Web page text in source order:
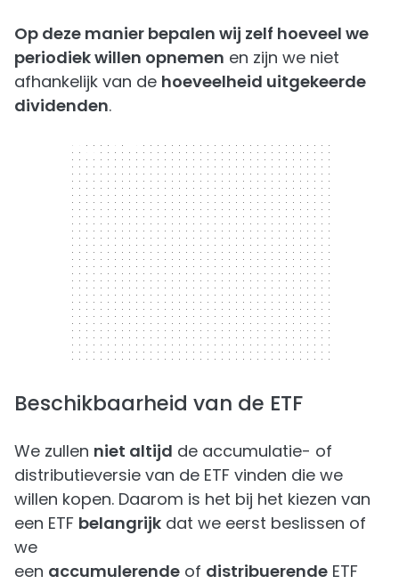
Op deze manier bepalen wij zelf hoeveel we
periodiek willen opnemen en zijn we niet
afhankelijk van de hoeveelheid uitgekeerde
dividenden.
300 x 250
Beschikbaarheid van de ETF
We zullen niet altijd de accumulatie- of
distributieversie van de ETF vinden die we
willen kopen. Daarom is het bij het kiezen van
een ETF belangrijk dat we eerst beslissen of
we
een accumulerende of distribuerende ETF